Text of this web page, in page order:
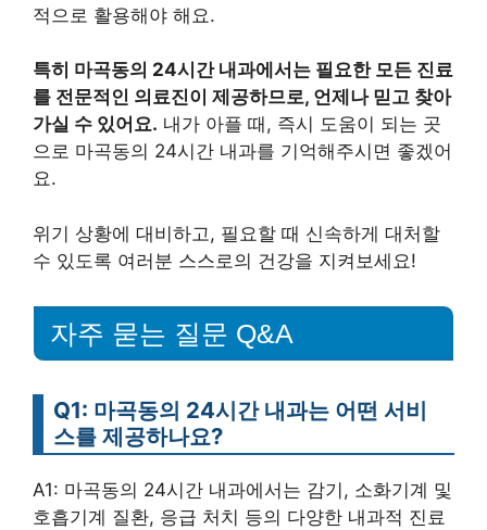
적으로 활용해야 해요.
특히 마곡동의 24시간 내과에서는 필요한 모든 진료
를 전문적인 의료진이 제공하므로, 언제나 믿고 찾아
가실 수 있어요. 내가 아플 때, 즉시 도움이 되는 곳
으로 마곡동의 24시간 내과를 기억해주시면 좋겠어
요.
위기 상황에 대비하고, 필요할 때 신속하게 대처할
수 있도록 여러분 스스로의 건강을 지켜보세요!
자주 묻는 질문 Q&A
Q1: 마곡동의 24시간 내과는 어떤 서비
스를 제공하나요?
A1: 마곡동의 24시간 내과에서는 감기, 소화기계 및
호흡기계 질환, 응급 처치 등의 다양한 내과적 진료